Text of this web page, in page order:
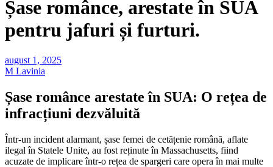
Șase românce, arestate în SUA
pentru jafuri și furturi.
august 1, 2025
M Lavinia
Șase românce arestate în SUA: O rețea de
infracțiuni dezvăluită
Într-un incident alarmant, șase femei de cetățenie română, aflate
ilegal în Statele Unite, au fost reținute în Massachusetts, fiind
acuzate de implicare într-o rețea de spargeri care opera în mai multe